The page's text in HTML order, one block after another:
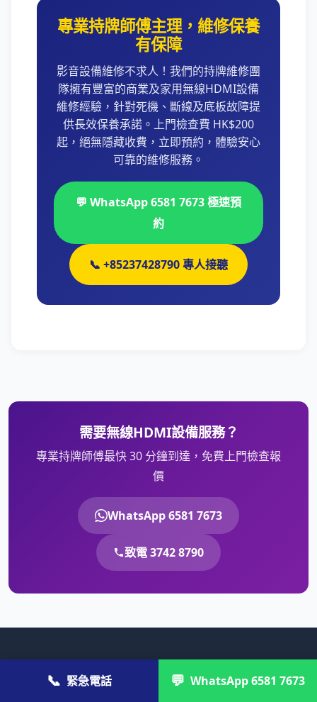
專業持牌師傅主理，維修保養
有保障
影音設備維修不求人！我們的持牌維修團
隊擁有豐富的商業及家用無線HDMI設備
維修經驗，針對死機、斷線及底板故障提
供長效保養承諾。上門檢查費 HK$200
起，絕無隱藏收費，立即預約，體驗安心
可靠的維修服務。
💬 WhatsApp 6581 7673 極速預
約
📞 +85237428790 專人接聽
需要無線HDMI設備服務？
專業持牌師傅最快 30 分鐘到達，免費上門檢查報
價
WhatsApp 6581 7673
致電 3742 8790
💼 公司／商戶報價：
cs@gahk.com.hk
📞 緊急電話 💬 WhatsApp 6581 7673